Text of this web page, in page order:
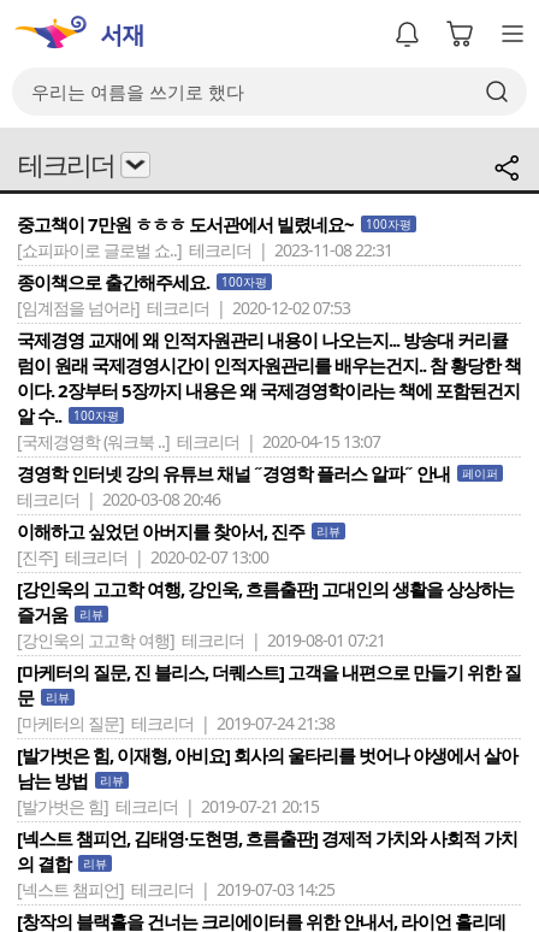
테크리더
중고책이 7만원 ㅎㅎㅎ 도서관에서 빌렸네요~ 100자평
[쇼피파이로 글로벌 쇼..] 테크리더 | 2023-11-08 22:31
종이책으로 출간해주세요. 100자평
[임계점을 넘어라] 테크리더 | 2020-12-02 07:53
국제경영 교재에 왜 인적자원관리 내용이 나오는지... 방송대 커리큘
럼이 원래 국제경영시간이 인적자원관리를 배우는건지.. 참 황당한 책
이다. 2장부터 5장까지 내용은 왜 국제경영학이라는 책에 포함된건지
알 수..
100자평
[국제경영학 (워크북 ..] 테크리더 | 2020-04-15 13:07
경영학 인터넷 강의 유튜브 채널 ˝경영학 플러스 알파˝ 안내 페이퍼
테크리더 | 2020-03-08 20:46
이해하고 싶었던 아버지를 찾아서, 진주 리뷰
[진주] 테크리더 | 2020-02-07 13:00
[강인욱의 고고학 여행, 강인욱, 흐름출판] 고대인의 생활을 상상하는
즐거움
리뷰
[강인욱의 고고학 여행] 테크리더 | 2019-08-01 07:21
[마케터의 질문, 진 블리스, 더퀘스트] 고객을 내편으로 만들기 위한 질
문
리뷰
[마케터의 질문] 테크리더 | 2019-07-24 21:38
[발가벗은 힘, 이재형, 아비요] 회사의 울타리를 벗어나 야생에서 살아
남는 방법
리뷰
[발가벗은 힘] 테크리더 | 2019-07-21 20:15
[넥스트 챔피언, 김태영·도현명, 흐름출판] 경제적 가치와 사회적 가치
의 결합
리뷰
[넥스트 챔피언] 테크리더 | 2019-07-03 14:25
[창작의 블랙홀을 건너는 크리에이터를 위한 안내서, 라이언 홀리데